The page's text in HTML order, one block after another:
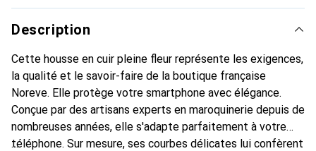
Description
Cette housse en cuir pleine fleur représente les exigences,
la qualité et le savoir-faire de la boutique française
Noreve. Elle protège votre smartphone avec élégance.
Conçue par des artisans experts en maroquinerie depuis de
nombreuses années, elle s'adapte parfaitement à votre
téléphone. Sur mesure, ses courbes délicates lui confèrent